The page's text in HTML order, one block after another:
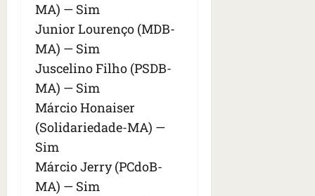
MA) — Sim
Junior Lourenço (MDB-
MA) — Sim
Juscelino Filho (PSDB-
MA) — Sim
Márcio Honaiser
(Solidariedade-MA) —
Sim
Márcio Jerry (PCdoB-
MA) — Sim